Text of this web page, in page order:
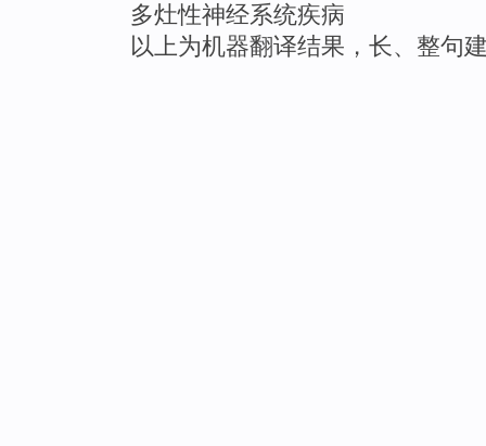
多灶性神经系统疾病
以上为机器翻译结果，长、整句